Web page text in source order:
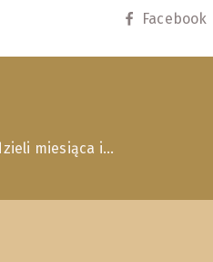
Facebook
miesiąca i…